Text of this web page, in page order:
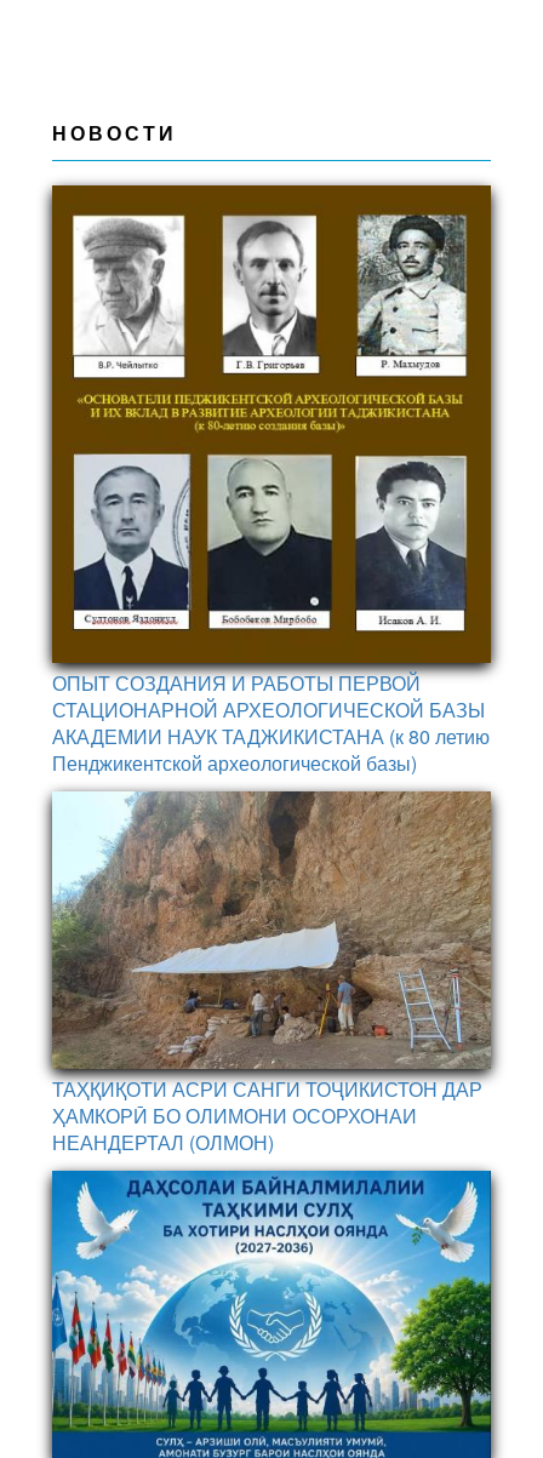
НОВОСТИ
ОПЫТ СОЗДАНИЯ И РАБОТЫ ПЕРВОЙ
СТАЦИОНАРНОЙ АРХЕОЛОГИЧЕСКОЙ БАЗЫ
АКАДЕМИИ НАУК ТАДЖИКИСТАНА (к 80 летию
Пенджикентской археологической базы)
ТАҲҚИҚОТИ АСРИ САНГИ ТОҶИКИСТОН ДАР
ҲАМКОРӢ БО ОЛИМОНИ ОСОРХОНАИ
НЕАНДЕРТАЛ (ОЛМОН)